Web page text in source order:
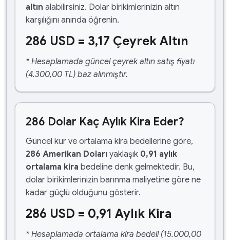
altın alabilirsiniz. Dolar birikimlerinizin altın
karşılığını anında öğrenin.
286 USD = 3,17 Çeyrek Altın
* Hesaplamada güncel çeyrek altın satış fiyatı
(4.300,00 TL) baz alınmıştır.
286 Dolar Kaç Aylık Kira Eder?
Güncel kur ve ortalama kira bedellerine göre,
286 Amerikan Doları yaklaşık 0,91 aylık
ortalama kira bedeline denk gelmektedir. Bu,
dolar birikimlerinizin barınma maliyetine göre ne
kadar güçlü olduğunu gösterir.
286 USD = 0,91 Aylık Kira
* Hesaplamada ortalama kira bedeli (15.000,00